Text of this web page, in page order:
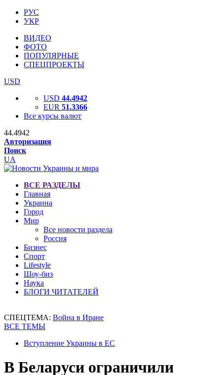
РУС
УКР
ВИДЕО
ФОТО
ПОПУЛЯРНЫЕ
СПЕЦПРОЕКТЫ
USD
USD 44.4942
EUR 51.3366
Все курсы валют
44.4942
Авторизация
Поиск
UA
ВСЕ РАЗДЕЛЫ
Главная
Украина
Город
Мир
Все новости раздела
Россия
Бизнес
Спорт
Lifestyle
Шоу-биз
Наука
БЛОГИ ЧИТАТЕЛЕЙ
СПЕЦТЕМА: Война в Иране
ВСЕ ТЕМЫ
Вступление Украины в ЕС
В Беларуси ограничили